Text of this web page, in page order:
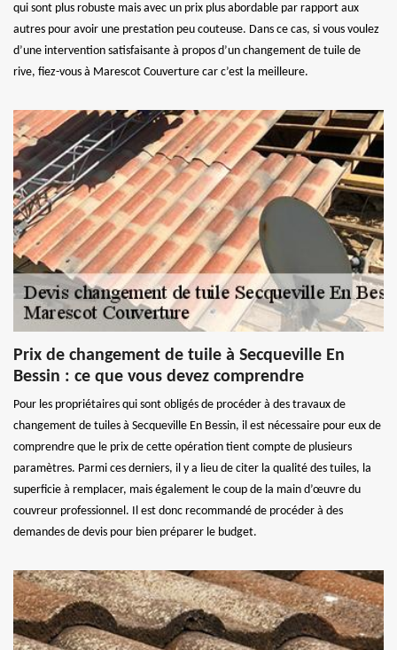
qui sont plus robuste mais avec un prix plus abordable par rapport aux
autres pour avoir une prestation peu couteuse. Dans ce cas, si vous voulez
d’une intervention satisfaisante à propos d’un changement de tuile de
rive, fiez-vous à Marescot Couverture car c’est la meilleure.
Prix de changement de tuile à Secqueville En
Bessin : ce que vous devez comprendre
Pour les propriétaires qui sont obligés de procéder à des travaux de
changement de tuiles à Secqueville En Bessin, il est nécessaire pour eux de
comprendre que le prix de cette opération tient compte de plusieurs
paramètres. Parmi ces derniers, il y a lieu de citer la qualité des tuiles, la
superficie à remplacer, mais également le coup de la main d’œuvre du
couvreur professionnel. Il est donc recommandé de procéder à des
demandes de devis pour bien préparer le budget.